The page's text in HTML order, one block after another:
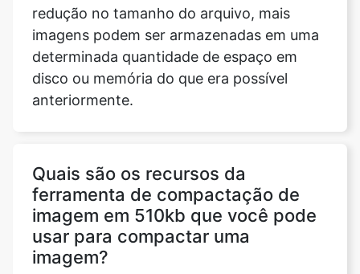
disco ou memória do que era possível
anteriormente.
Quais são os recursos da
usar para compactar uma
imagem?
Ao compactar um arquivo de imagem, a
ferramenta de compactação de imagem
para 510kb oferece uma variedade de